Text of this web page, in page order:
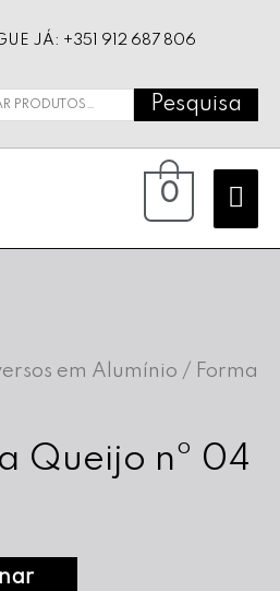
JÁ: +351 912 687 806
Pesquisa
0
em Alumínio / Forma
Queijo nº 04